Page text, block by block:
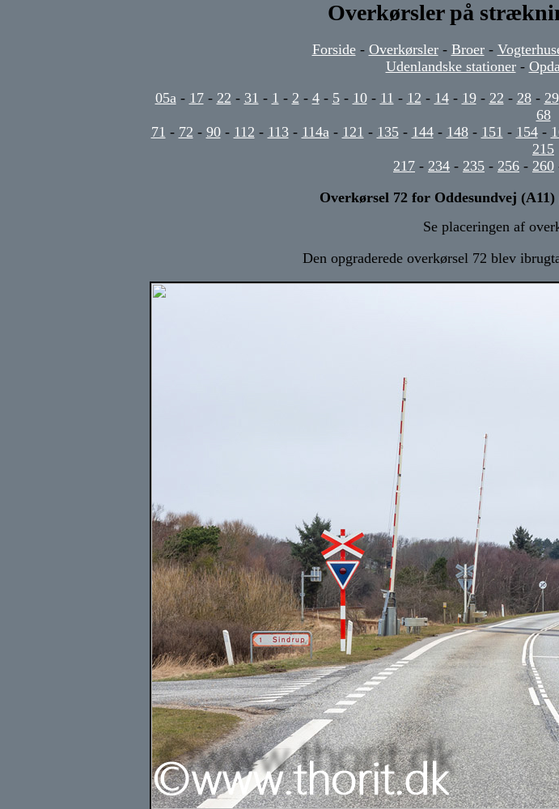
Overkørsler på
Forside- Overkørsler- Broer-
Udenlandske stationer-
05a - 17- 22 - 31 - 1 - 2 - 4- 5- 10- 11 - 12 - 14- 19- 22 - 28- 29
68
71 - 72 - 90- 112 - 113- 114a - 121 - 135- 144- 148- 151 - 154-
215
217 - 234 - 235 - 256 - 260
Overkørsel 72 for Oddesundvej
Se placeringen af
Den opgraderede overkørsel 72 blev